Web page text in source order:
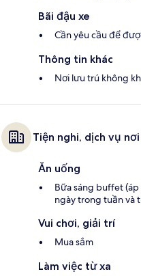
Bãi đậu xe
Cần yêu cầu để
Thông tin khác
Nơi lưu trú không
Tiện nghi, dịch vụ
Ăn uống
Bữa sáng buffet
ngày trong tuần và
Vui chơi, giải trí
Mua sắm
Làm việc từ xa